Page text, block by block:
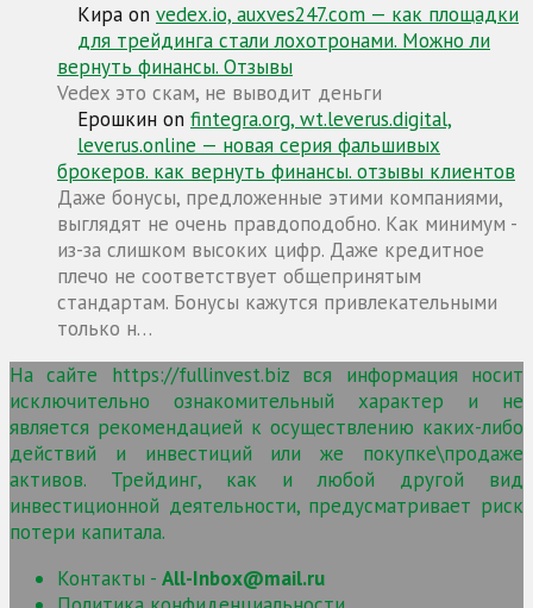
Кира on vedex.io, auxves247.com — как площадки
для трейдинга стали лохотронами. Можно ли
вернуть финансы. Отзывы
Vedex это скам, не выводит деньги
Ерошкин on fintegra.org, wt.leverus.digital,
leverus.online — новая серия фальшивых
брокеров. как вернуть финансы. отзывы клиентов
Даже бонусы, предложенные этими компаниями,
выглядят не очень правдоподобно. Как минимум -
из-за слишком высоких цифр. Даже кредитное
плечо не соответствует общепринятым
стандартам. Бонусы кажутся привлекательными
только н…
На сайте https://fullinvest.biz вся информация носит
исключительно ознакомительный характер и не
является рекомендацией к осуществлению каких-либо
действий и инвестиций или же покупке\продаже
активов. Трейдинг, как и любой другой вид
инвестиционной деятельности, предусматривает риск
потери капитала.
Контакты - All-Inbox@mail.ru